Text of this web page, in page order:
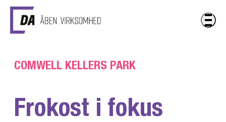
Gå til hovedindhold
COMWELL KELLERS PARK
Frokost i fokus